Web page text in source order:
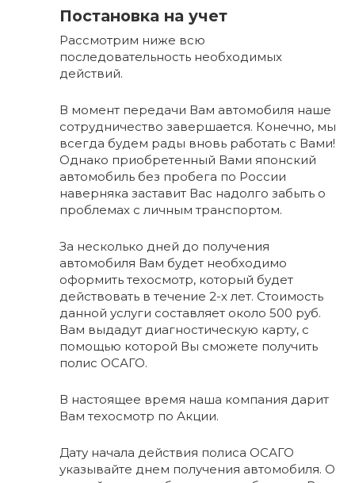
Постановка на учет
Рассмотрим ниже всю
последовательность необходимых
действий.
В момент передачи Вам автомобиля наше
сотрудничество завершается. Конечно, мы
всегда будем рады вновь работать с Вами!
Однако приобретенный Вами японский
автомобиль без пробега по России
наверняка заставит Вас надолго забыть о
проблемах с личным транспортом.
За несколько дней до получения
автомобиля Вам будет необходимо
оформить техосмотр, который будет
действовать в течение 2-х лет. Стоимость
данной услуги составляет около 500 руб.
Вам выдадут диагностическую карту, с
помощью которой Вы сможете получить
полис ОСАГО.
В настоящее время наша компания дарит
Вам техосмотр по Акции.
Дату начала действия полиса ОСАГО
указывайте днем получения автомобиля. О